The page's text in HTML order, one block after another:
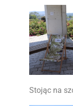
Stojąc na